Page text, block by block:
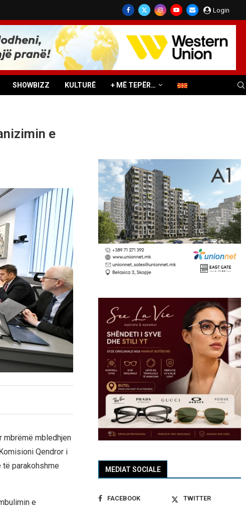
Login
SHOWBIZZ KULTURË + MË TEPËR…
e
mbrëmë mbledhjen
Qendror i
parakohshme
e
MEDIAT SOCIALE
FACEBOOK
TWITTER